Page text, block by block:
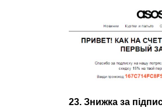
23. Знижка за